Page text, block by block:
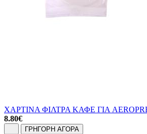
ΧΑΡΤΙΝΑ ΦΙΛΤΡΑ ΚΑΦΕ ΓΙΑ
8.80€
ΓΡΗΓΟΡΗ ΑΓΟΡΑ